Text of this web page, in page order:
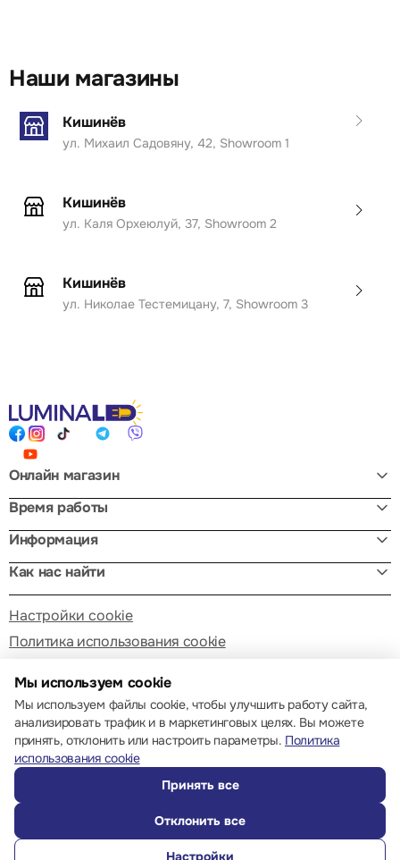
Наши магазины
Кишинёв
ул. Михаил Садовяну, 42, Showroom 1
Кишинёв
ул. Каля Орхеюлуй, 37, Showroom 2
Кишинёв
ул. Николае Тестемицану, 7, Showroom 3
Онлайн магазин
Время работы
Информация
Как нас найти
Настройки cookie
Политика использования cookie
© 2013 – 2026 ECOM
Мы используем cookie
Мы используем файлы cookie, чтобы улучшить работу сайта,
анализировать трафик и в маркетинговых целях. Вы можете
принять, отклонить или настроить параметры. Политика
использования cookie
Принять все
Отклонить все
Настройки